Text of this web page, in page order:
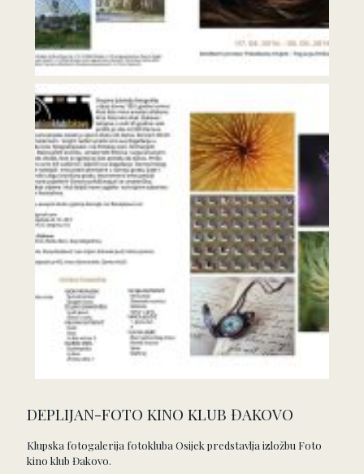
DEPLIJAN-FOTO KINO KLUB ĐAKOVO
Klupska fotogalerija fotokluba Osijek predstavlja izložbu Foto
kino klub Đakovo.